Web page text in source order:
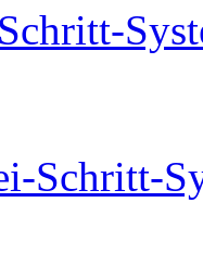
Schritt-